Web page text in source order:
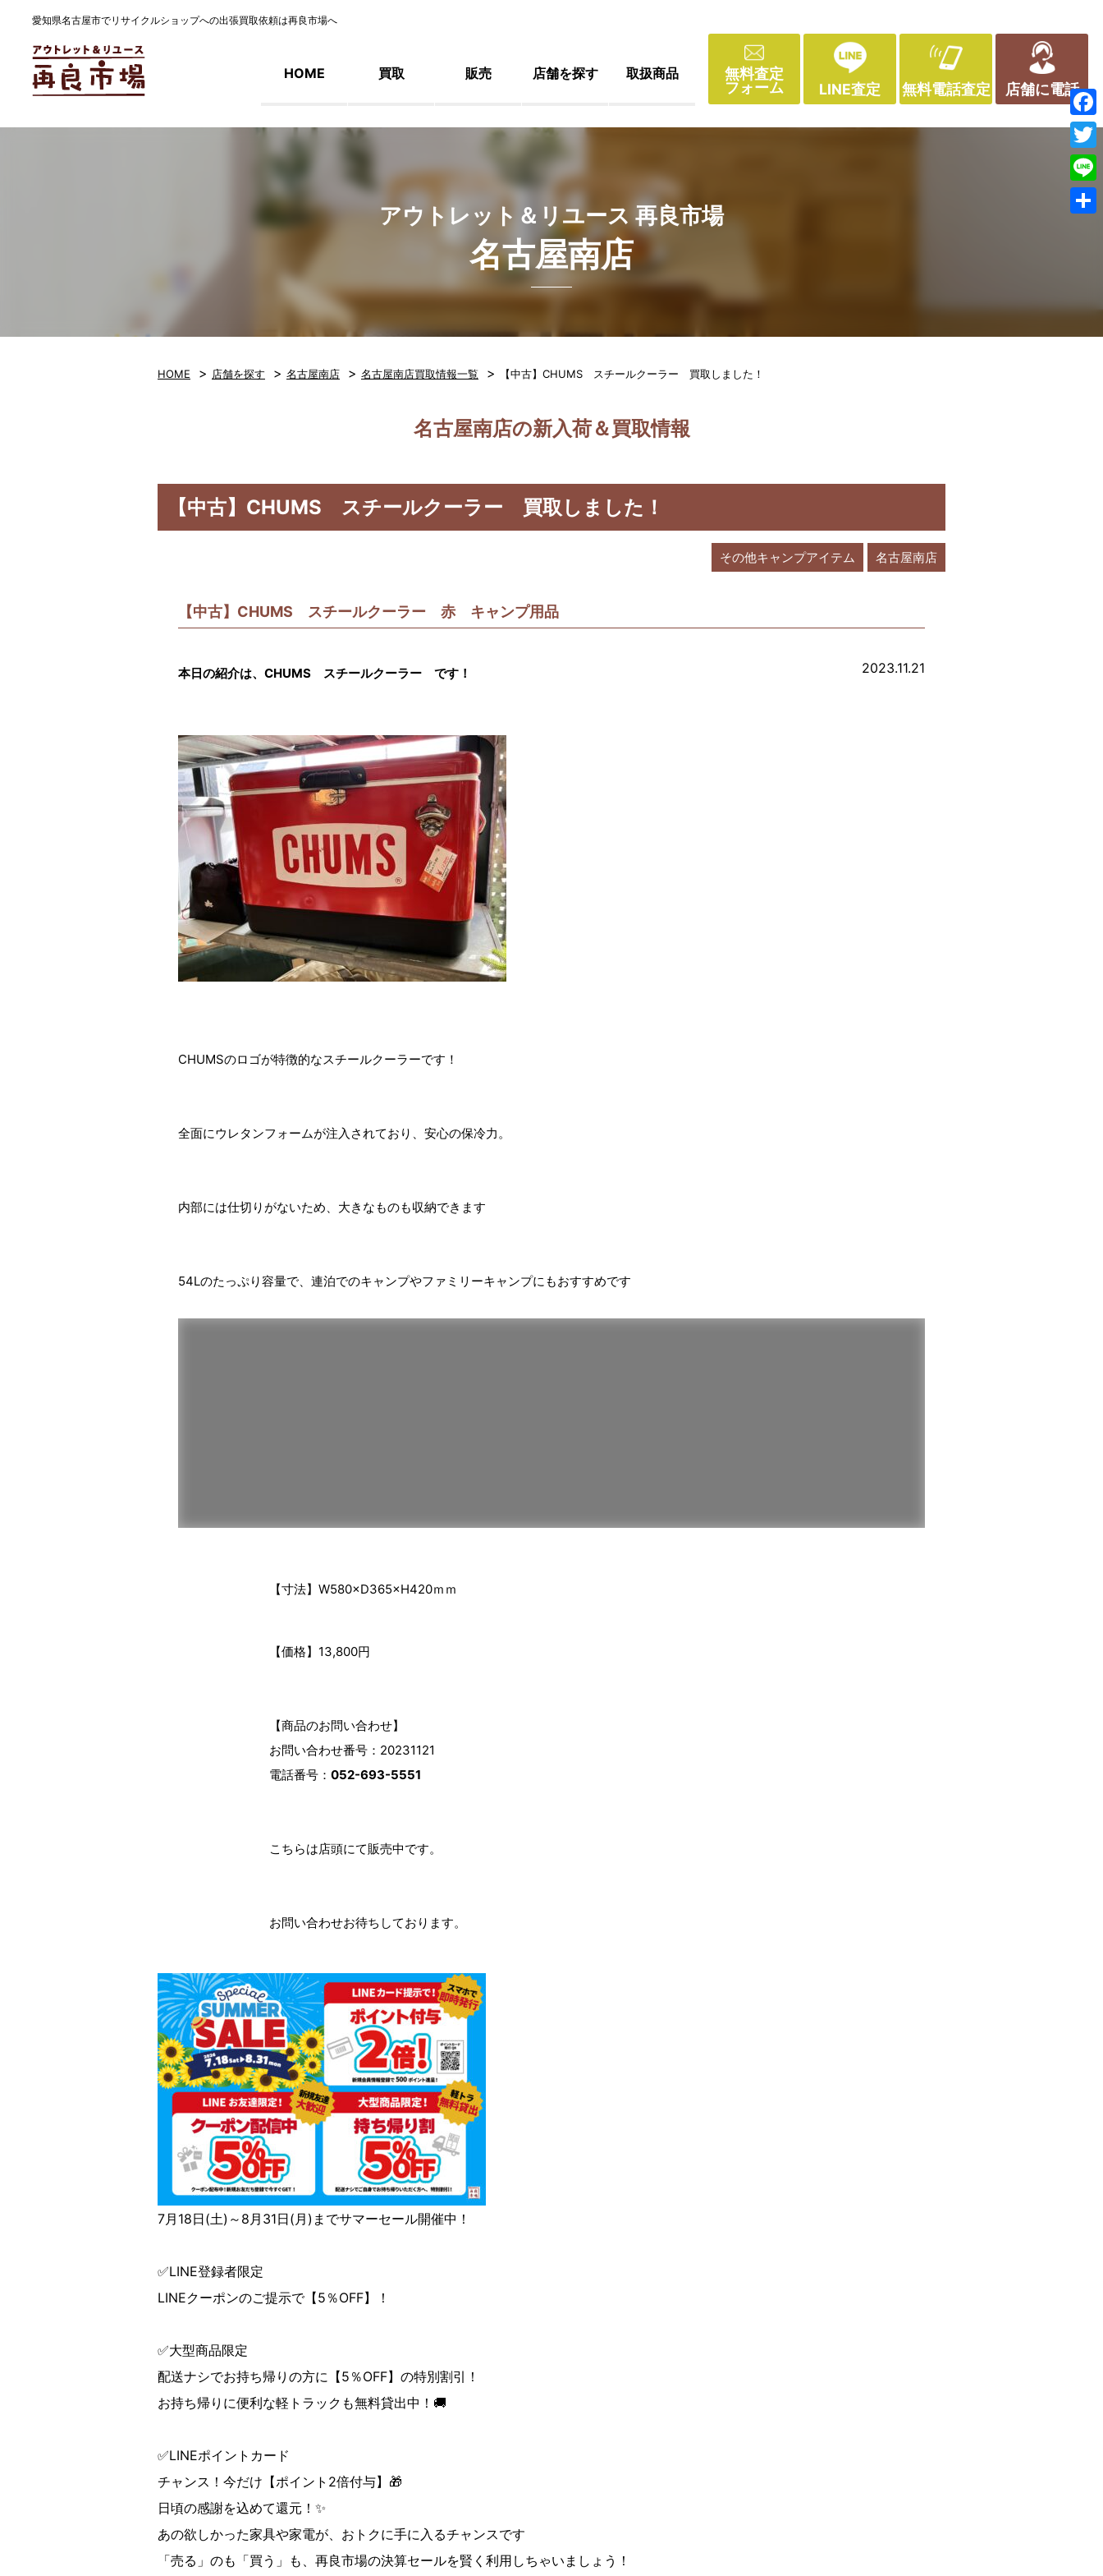
愛知県名古屋市でリサイクルショップへの出張買取依頼は再良市場へ
HOME 買取 販売 店舗を探す 取扱商品
無料査定
フォーム
LINE査定 無料電話査定 店舗に電話
アウトレット＆リユース 再良市場
名古屋南店
HOME > 店舗を探す > 名古屋南店 > 名古屋南店買取情報一覧 > 【中古】CHUMS スチールクーラー 買取しました！
名古屋南店の新入荷＆買取情報
【中古】CHUMS スチールクーラー 買取しました！
その他キャンプアイテム 名古屋南店
【中古】CHUMS スチールクーラー 赤 キャンプ用品
2023.11.21
本日の紹介は、CHUMS スチールクーラー です！
CHUMSのロゴが特徴的なスチールクーラーです！
全面にウレタンフォームが注入されており、安心の保冷力。
内部には仕切りがないため、大きなものも収納できます
54Lのたっぷり容量で、連泊でのキャンプやファミリーキャンプにもおすすめです
【寸法】W580×D365×H420ｍｍ
【価格】13,800円
【商品のお問い合わせ】
お問い合わせ番号：20231121
電話番号： 052-693-5551
こちらは店頭にて販売中です。
お問い合わせお待ちしております。
7月18日(土)～8月31日(月)までサマーセール開催中！
✅LINE登録者限定
LINEクーポンのご提示で【5％OFF】！
✅大型商品限定
配送ナシでお持ち帰りの方に【5％OFF】の特別割引！
お持ち帰りに便利な軽トラックも無料貸出中！🚚
✅LINEポイントカード
チャンス！今だけ【ポイント2倍付与】🎁
日頃の感謝を込めて還元！✨
あの欲しかった家具や家電が、おトクに手に入るチャンスです
「売る」のも「買う」も、再良市場の決算セールを賢く利用しちゃいましょう！
Line